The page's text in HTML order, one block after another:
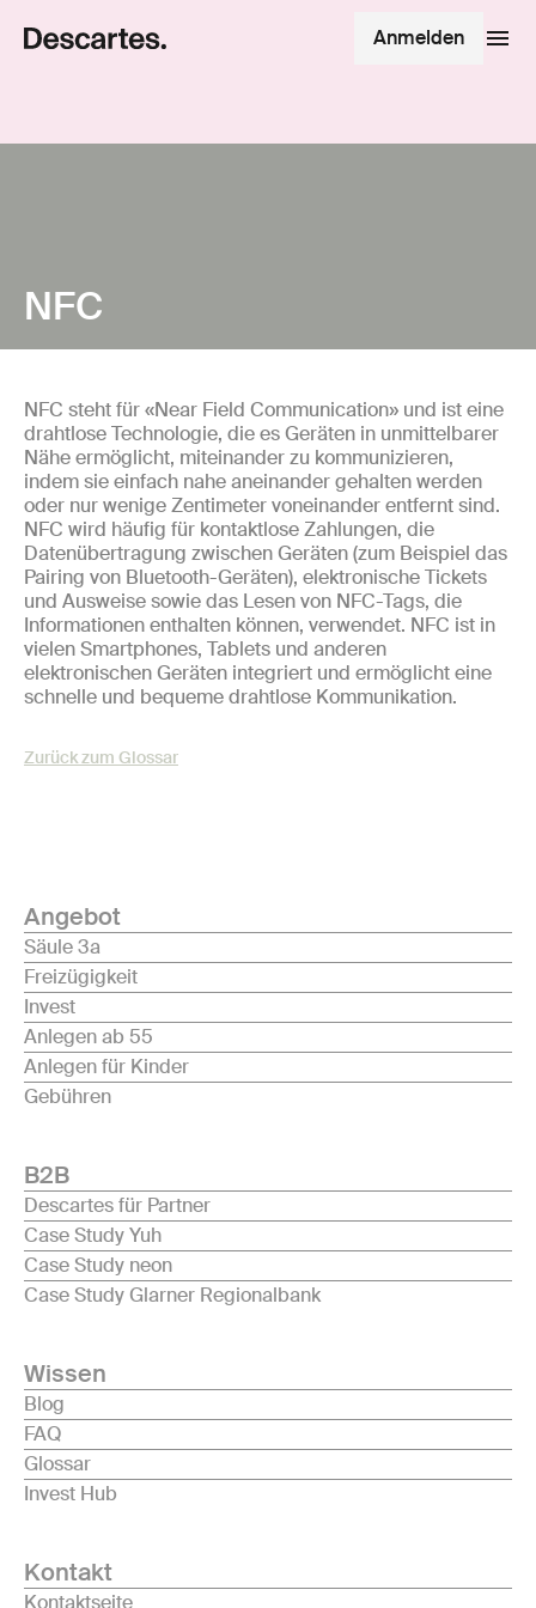
Anmelden
NFC
NFC steht für «Near Field Communication» und ist eine
drahtlose Technologie, die es Geräten in unmittelbarer
Nähe ermöglicht, miteinander zu kommunizieren,
indem sie einfach nahe aneinander gehalten werden
oder nur wenige Zentimeter voneinander entfernt sind.
NFC wird häufig für kontaktlose Zahlungen, die
Datenübertragung zwischen Geräten (zum Beispiel das
Pairing von Bluetooth-Geräten), elektronische Tickets
und Ausweise sowie das Lesen von NFC-Tags, die
Informationen enthalten können, verwendet. NFC ist in
vielen Smartphones, Tablets und anderen
elektronischen Geräten integriert und ermöglicht eine
schnelle und bequeme drahtlose Kommunikation.
Zurück zum Glossar
Angebot
Säule 3a
Freizügigkeit
Invest
Anlegen ab 55
Anlegen für Kinder
Gebühren
B2B
Descartes für Partner
Case Study Yuh
Case Study neon
Case Study Glarner Regionalbank
Wissen
Blog
FAQ
Glossar
Invest Hub
Kontakt
Kontaktseite